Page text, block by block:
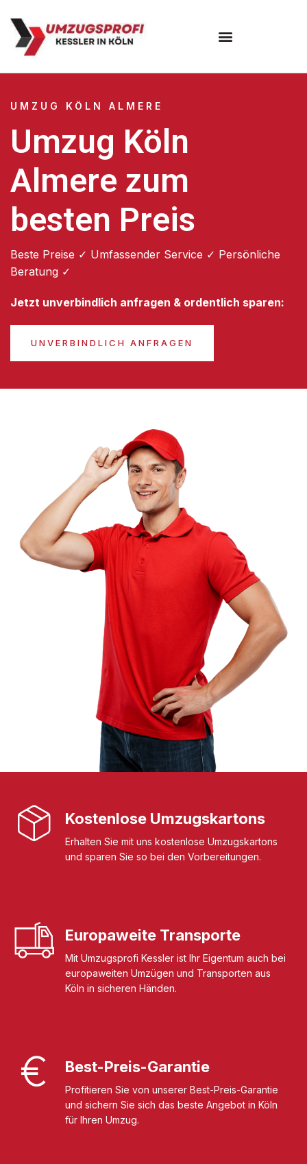
UMZUG KÖLN ALMERE
Umzug Köln
Almere zum
besten Preis
Beste Preise ✓ Umfassender Service ✓ Persönliche
Beratung ✓
Jetzt unverbindlich anfragen & ordentlich sparen:
UNVERBINDLICH ANFRAGEN
Kostenlose Umzugskartons
Erhalten Sie mit uns kostenlose Umzugskartons
und sparen Sie so bei den Vorbereitungen.
Europaweite Transporte
Mit Umzugsprofi Kessler ist Ihr Eigentum auch bei
europaweiten Umzügen und Transporten aus
Köln in sicheren Händen.
Best-Preis-Garantie
Profitieren Sie von unserer Best-Preis-Garantie
und sichern Sie sich das beste Angebot in Köln
für Ihren Umzug.